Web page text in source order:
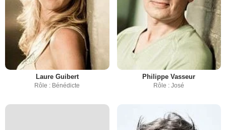
Laure Guibert
Rôle : Bénédicte
Philippe Vasseur
Rôle : José